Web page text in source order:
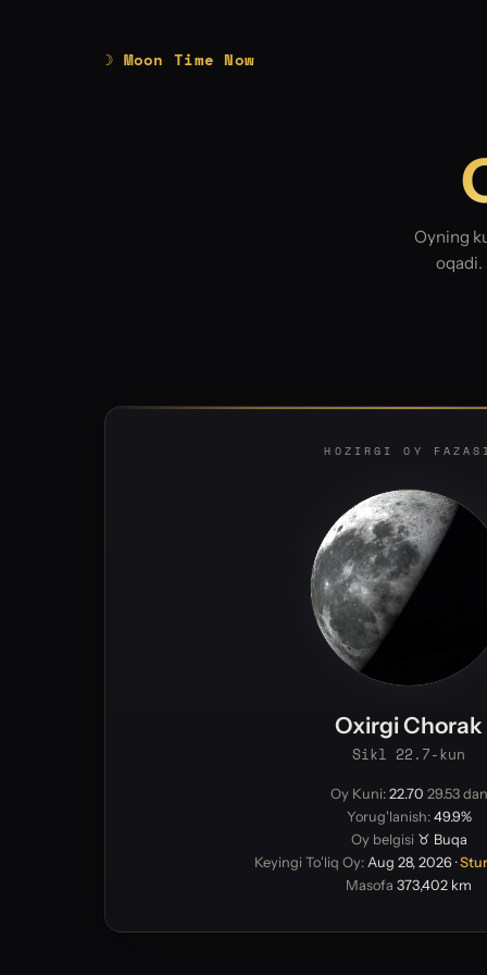
☽ Moon Time Now
Oyning
oqadi.
HOZIRGI OY
Oxirgi Chorak
Sikl 22.7-kun
Oy Kuni: 22.70 29.53 dan
Yorug'lanish: 49.9%
Oy belgisi ♉ Buqa
Keyingi Toʻliq Oy: Aug 28, 2026·
Masofa 373,402 km